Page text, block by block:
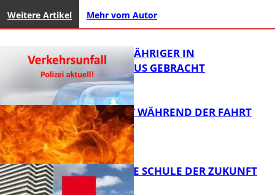
Weitere Artikel Mehr vom Autor
FB News
UNFALL: 58-JÄHRIGER IN
KRANKENHAUS GEBRACHT
AUTO FÄNGT WÄHREND DER FAHRT
FEUER
WIE SIEHT DIE SCHULE DER ZUKUNFT
AUS?